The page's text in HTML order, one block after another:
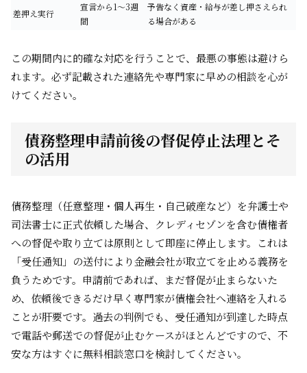
差押え実行
宣言から1～3週
間
予告なく資産・給与が差し押さえられ
る場合がある
この期間内に的確な対応を行うことで、最悪の事態は避けら
れます。必ず記載された連絡先や専門家に早めの相談を心が
けてください。
債務整理申請前後の督促停止法理とそ
の活用
債務整理（任意整理・個人再生・自己破産など）を弁護士や
司法書士に正式依頼した場合、クレディセゾンを含む債権者
への督促や取り立ては原則として即座に停止します。これは
「受任通知」の送付により金融会社が取立てを止める義務を
負うためです。申請前であれば、まだ督促が止まらないた
め、依頼後できるだけ早く専門家が債権会社へ連絡を入れる
ことが肝要です。過去の判例でも、受任通知が到達した時点
で電話や郵送での督促が止むケースがほとんどですので、不
安な方はすぐに無料相談窓口を検討してください。